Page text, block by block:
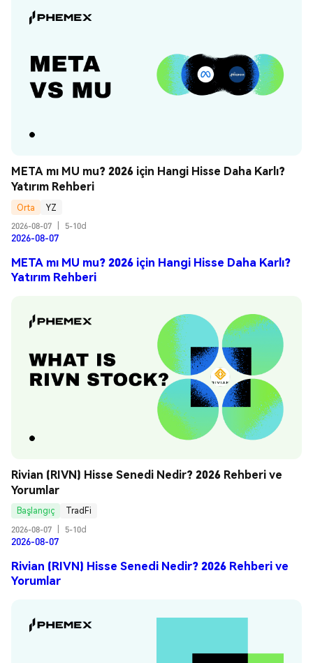
META mı MU mu? 2026 için Hangi Hisse Daha Karlı?
Yatırım Rehberi
Orta
YZ
2026-08-07
5-10d
2026-08-07
META mı MU mu? 2026 için Hangi Hisse Daha Karlı?
Yatırım Rehberi
Rivian (RIVN) Hisse Senedi Nedir? 2026 Rehberi ve
Yorumlar
Başlangıç
TradFi
2026-08-07
5-10d
2026-08-07
Rivian (RIVN) Hisse Senedi Nedir? 2026 Rehberi ve
Yorumlar